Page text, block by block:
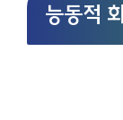
능동적